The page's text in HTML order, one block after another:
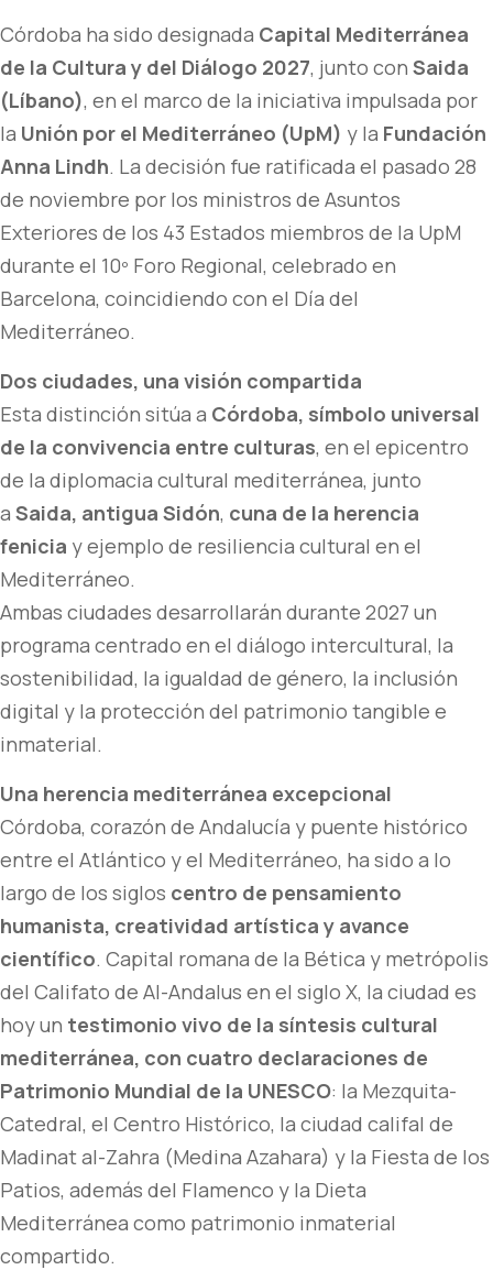
Córdoba ha sido designada Capital Mediterránea
de la Cultura y del Diálogo 2027, junto con Saida
(Líbano), en el marco de la iniciativa impulsada por
la Unión por el Mediterráneo (UpM) y la Fundación
Anna Lindh. La decisión fue ratificada el pasado 28
de noviembre por los ministros de Asuntos
Exteriores de los 43 Estados miembros de la UpM
durante el 10º Foro Regional, celebrado en
Barcelona, coincidiendo con el Día del
Mediterráneo.
Dos ciudades, una visión compartida
Esta distinción sitúa a Córdoba, símbolo universal
de la convivencia entre culturas, en el epicentro
de la diplomacia cultural mediterránea, junto
a Saida, antigua Sidón, cuna de la herencia
fenicia y ejemplo de resiliencia cultural en el
Mediterráneo.
Ambas ciudades desarrollarán durante 2027 un
programa centrado en el diálogo intercultural, la
sostenibilidad, la igualdad de género, la inclusión
digital y la protección del patrimonio tangible e
inmaterial.
Una herencia mediterránea excepcional
Córdoba, corazón de Andalucía y puente histórico
entre el Atlántico y el Mediterráneo, ha sido a lo
largo de los siglos centro de pensamiento
humanista, creatividad artística y avance
científico. Capital romana de la Bética y metrópolis
del Califato de Al-Andalus en el siglo X, la ciudad es
hoy un testimonio vivo de la síntesis cultural
mediterránea, con cuatro declaraciones de
Patrimonio Mundial de la UNESCO: la Mezquita-
Catedral, el Centro Histórico, la ciudad califal de
Madinat al-Zahra (Medina Azahara) y la Fiesta de los
Patios, además del Flamenco y la Dieta
Mediterránea como patrimonio inmaterial
compartido.